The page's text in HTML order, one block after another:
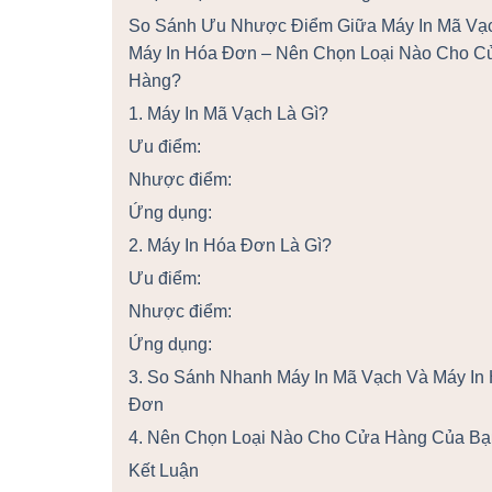
So Sánh Ưu Nhược Điểm Giữa Máy In Mã
Máy In Hóa Đơn – Nên Chọn Loại Nào Cho
Hàng?
1. Máy In Mã Vạch Là Gì?
Ưu điểm:
Nhược điểm:
Ứng dụng:
2. Máy In Hóa Đơn Là Gì?
Ưu điểm:
Nhược điểm:
Ứng dụng:
3. So Sánh Nhanh Máy In Mã Vạch Và Máy In
Đơn
4. Nên Chọn Loại Nào Cho Cửa Hàng Của
Kết Luận